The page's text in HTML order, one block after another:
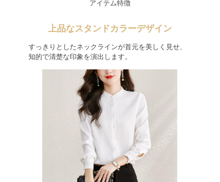
アイテム特徴
上品なスタンドカラーデザイン
すっきりとしたネックラインが首元を美しく見せ、
知的で清楚な印象を演出します。